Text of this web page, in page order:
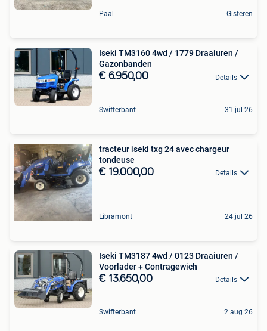
Paal Gisteren
Iseki TM3160 4wd / 1779 Draaiuren /
Gazonbanden
€ 6.950,00 Details
Swifterbant 31 jul 26
tracteur iseki txg 24 avec chargeur
tondeuse
€ 19.000,00 Details
Libramont 24 jul 26
Iseki TM3187 4wd / 0123 Draaiuren /
Voorlader + Contragewich
€ 13.650,00 Details
Swifterbant 2 aug 26